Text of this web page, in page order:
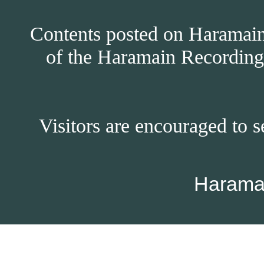
Contents posted on
of the Haramain
Visitors are encouraged to